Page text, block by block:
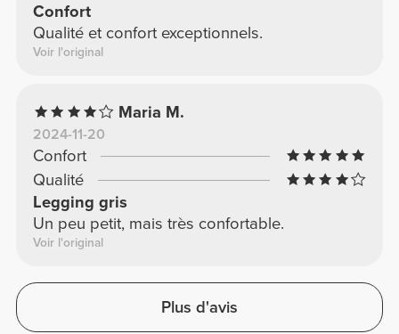
Confort
Qualité et confort exceptionnels.
Voir l'original
Maria M.
2024-11-20
Confort
Qualité
Legging gris
Un peu petit, mais très confortable.
Voir l'original
Plus d'avis